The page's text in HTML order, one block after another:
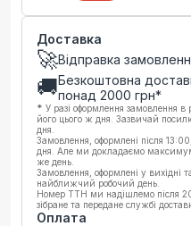
Доставка
🚀Відправка
🚚Безкоштовна
понад 2000 грн*
* У разі оформлення замовлення
його цього ж дня. Зазвичай
дня.
Замовлення, оформлені після
дня. Але ми докладаємо
же день.
Замовлення, оформлені у вихідні
найближчий робочий день.
Номер ТТН ми надішлемо після
зібране та передане службі
Оплата